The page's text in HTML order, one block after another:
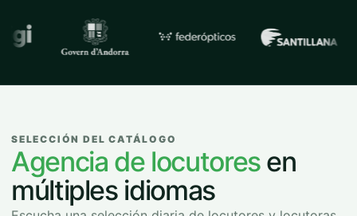
Empresas y organizaciones con las
SELECCIÓN DEL CATÁLOGO
Agencia de locutoresen
múltiples idiomas